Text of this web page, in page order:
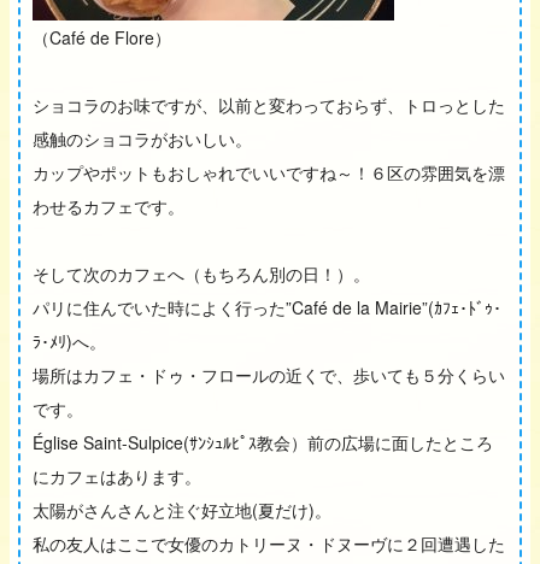
（Café de Flore）
ショコラのお味ですが、以前と変わっておらず、トロっとした
感触のショコラがおいしい。
カップやポットもおしゃれでいいですね～！６区の雰囲気を漂
わせるカフェです。
そして次のカフェへ（もちろん別の日！）。
パリに住んでいた時によく行った”Café de la Mairie”(ｶﾌｪ･ﾄﾞｩ･
ﾗ･ﾒﾘ)へ。
場所はカフェ・ドゥ・フロールの近くで、歩いても５分くらい
です。
Église Saint-Sulpice(ｻﾝｼｭﾙﾋﾟｽ教会）前の広場に面したところ
にカフェはあります。
太陽がさんさんと注ぐ好立地(夏だけ)。
私の友人はここで女優のカトリーヌ・ドヌーヴに２回遭遇した